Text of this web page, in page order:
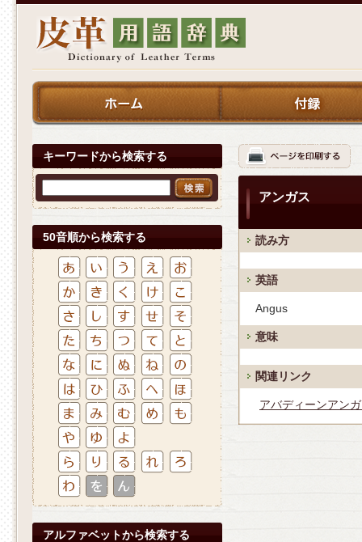
キーワードから検索する
50音順から検索する
アルファベットから検索する
アンガス
読み方
英語
Angus
意味
関連リンク
アバディーンアン